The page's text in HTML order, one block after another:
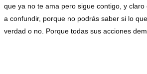
que ya no te ama pero sigue contigo, y
a confundir, porque no podrás saber si lo
verdad o no. Porque todas sus acciones